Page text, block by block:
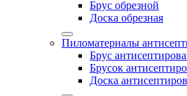
Брус обрезной
Доска обрезная
Пиломатериалы
Брус
Брусок
Доска